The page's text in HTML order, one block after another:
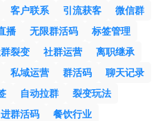
客户联系 引流获客
微信群
播 无限群活码
标签管理
裂变 社群运营
离职继承
私域运营 群活码
聊天记录
自动拉群
裂变玩法
进群活码 餐饮行业